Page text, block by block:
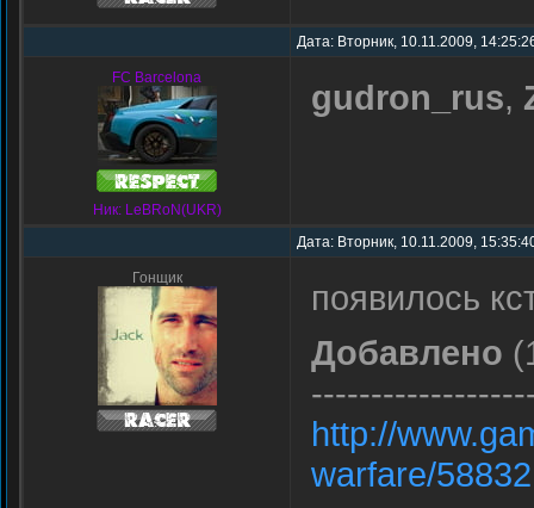
Дата: Вторник, 10.11.2009,
FC Barcelona
Ник: LeBRoN(UKR)
gudron_rus,
Дата: Вторник, 10.11.2009,
Гонщик
появилось
Добавлено
http://
warfare/58832